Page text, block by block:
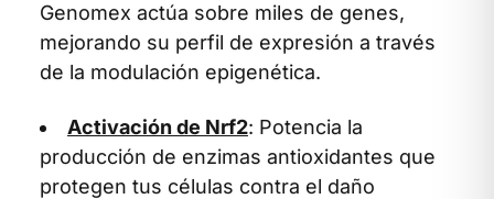
Genomex actúa sobre miles de genes,
mejorando su perfil de expresión a través
de la modulación epigenética.
Activación de Nrf2: Potencia la
producción de enzimas antioxidantes que
protegen tus células contra el daño